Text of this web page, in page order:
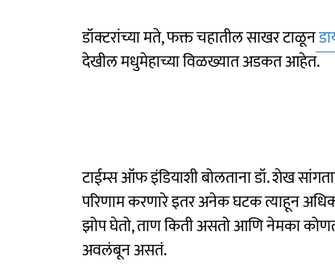
डॉक्टरांच्या मते, फक्त चहातील साखर टाळून
देखील मधुमेहाच्या विळख्यात अडकत आहेत.
टाईम्स ऑफ इंडियाशी बोलताना डॉ. शेख
परिणाम करणारे इतर अनेक घटक त्याहून
झोप घेतो, ताण किती असतो आणि नेमका
अवलंबून असतं.